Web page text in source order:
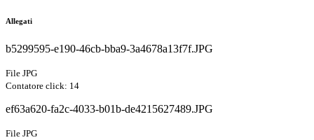
Allegati
b5299595-e190-46cb-bba9-3a4678a13f7f.JPG
File JPG
Contatore click: 14
ef63a620-fa2c-4033-b01b-de4215627489.JPG
File JPG